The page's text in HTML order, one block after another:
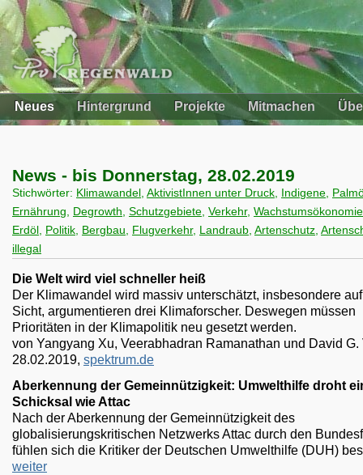
Neues Hintergrund Projekte Mitmachen
News - bis Donnerstag, 28.02.2019
Stichwörter: Klimawandel , AktivistInnen unter Druck, Indigene,
Ernährung, Degrowth, Schutzgebiete, Verkehr, Wachstumsökonomie
Erdöl , Politik, Bergbau, Flugverkehr, Landraub, Artenschutz,
illegal
Die Welt wird viel schneller heiß
Der Klimawandel wird massiv unterschätzt, insbesondere
Sicht, argumentieren drei Klimaforscher. Deswegen müssen
Prioritäten in der Klimapolitik neu gesetzt werden.
von Yangyang Xu, Veerabhadran Ramanathan und David G.
28.02.2019, spektrum.de
Aberkennung der Gemeinnützigkeit: Umwelthilfe droht
Schicksal wie Attac
Nach der Aberkennung der Gemeinnützigkeit des
globalisierungskritischen Netzwerks Attac durch den
fühlen sich die Kritiker der Deutschen Umwelthilfe (DUH)
weiter